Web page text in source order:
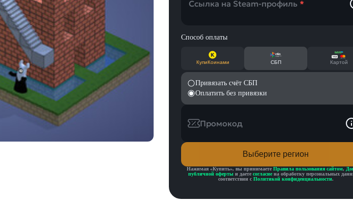
Ссылка на Steam-профиль *
Способ оплаты
КупиКоинами СБП Картой
Привязать счёт СБП
Оплатить без привязки
Промокод
Выберите регион
Нажимая «Купить», вы принимаете Правила пользования сайтом,
публичной оферты и даете согласие на обработку персональных
соответствии с Политикой конфиденциальности.